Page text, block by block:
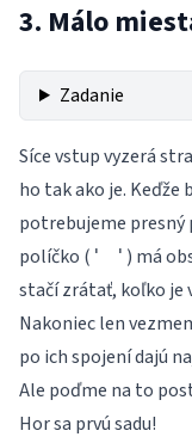
3. Málo
Zadanie
Síce vstup vyzerá
ho tak ako je. Keďže
potrebujeme presný
políčko ( ' ' ) má
stačí zrátať, koľko je
Nakoniec len
po ich spojení dajú
Ale poďme na to
Hor sa prvú sadu!